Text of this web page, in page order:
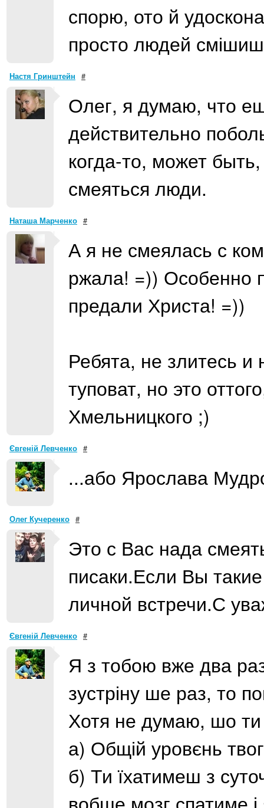
спорю, ото й
просто людей
Настя Гринштейн #
Олег, я думаю, что
действительно
когда-то, может
смеяться люди.
Наташа Марченко #
А я не смеялась с
ржала! =)) Особенно
предали Христа! =))
Ребята, не злитесь
туповат, но это
Хмельницкого ;)
Євгеній Левченко #
...або Ярослава
Олег Кучеренко #
Это с Вас нада
писаки.Если Вы
личной встречи.С
Євгеній Левченко #
Я з тобою вже два
зустріну ше раз, то
Хотя не думаю, шо
а) Общій уровєнь
б) Ти їхатимеш з